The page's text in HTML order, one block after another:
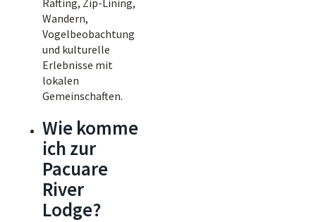
Rafting, Zip-Lining,
Wandern,
Vogelbeobachtung
und kulturelle
Erlebnisse mit
lokalen
Gemeinschaften.
Wie komme
ich zur
Pacuare
River
Lodge?